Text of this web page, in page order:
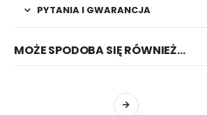
PYTANIA I GWARANCJA
MOŻE SPODOBA SIĘ RÓWNIEŻ…